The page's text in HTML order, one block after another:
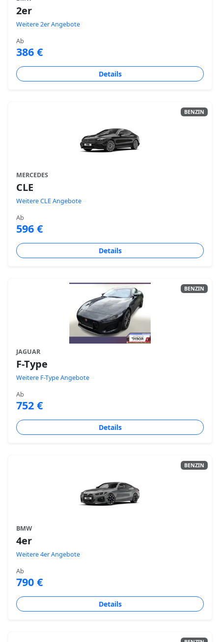
2er
Weitere 2er Angebote
Ab
386 €
Details
BENZIN
MERCEDES
CLE
Weitere CLE Angebote
Ab
596 €
Details
BENZIN
JAGUAR
F-Type
Weitere F-Type Angebote
Ab
752 €
Details
BENZIN
BMW
4er
Weitere 4er Angebote
Ab
790 €
Details